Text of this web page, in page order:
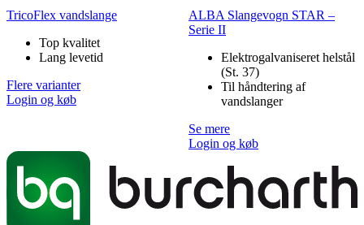
TricoFlex vandslange
Top kvalitet
Lang levetid
Flere varianter
Login og køb
ALBA Slangevogn STAR –
Serie II
Elektrogalvaniseret helstål
(St. 37)
Til håndtering af
vandslanger
Se mere
Login og køb